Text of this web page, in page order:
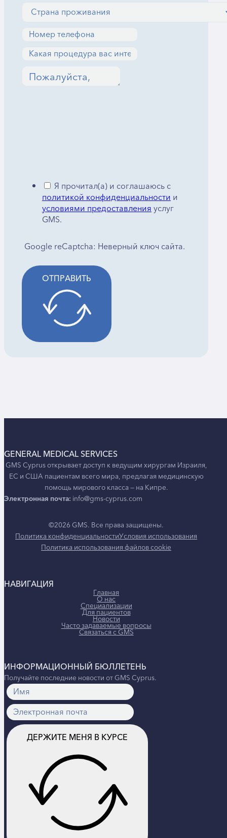
Я прочитал(а) и соглашаюсь с
политикой конфиденциальностии
условиями предоставленияуслуг
GMS.
Google reCaptcha: Неверный ключ сайта.
ОТПРАВИТЬ
GENERAL MEDICAL SERVICES
GMS Cyprus открывает доступ к ведущим хирургам Израиля,
ЕС и США пациентам всего мира, предлагая медицинскую
помощь мирового класса — на Кипре.
Электронная почта: info@gms-cyprus.com
©2026 GMS. Все права защищены.
Политика конфиденциальностиУсловия использования
Политика использования файлов cookie
НАВИГАЦИЯ
Главная
О нас
Специализации
Для пациентов
Новости
Часто задаваемые вопросы
Связаться с GMS
ИНФОРМАЦИОННЫЙ БЮЛЛЕТЕНЬ
Получайте последние новости от GMS Cyprus.
ДЕРЖИТЕ МЕНЯ В КУРСЕ